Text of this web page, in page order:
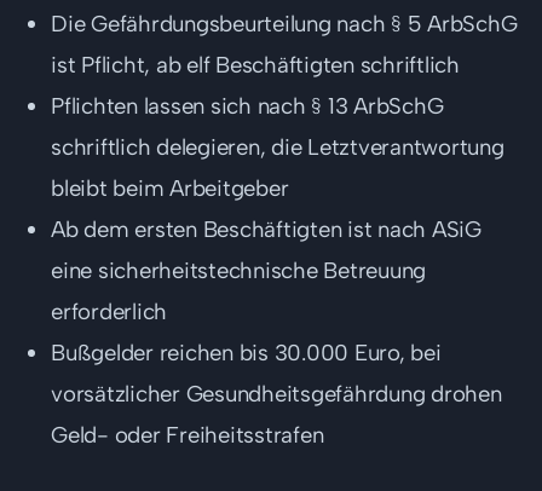
Die Gefährdungsbeurteilung nach § 5 ArbSchG
ist Pflicht, ab elf Beschäftigten schriftlich
Pflichten lassen sich nach § 13 ArbSchG
schriftlich delegieren, die Letztverantwortung
bleibt beim Arbeitgeber
Ab dem ersten Beschäftigten ist nach ASiG
eine sicherheitstechnische Betreuung
erforderlich
Bußgelder reichen bis 30.000 Euro, bei
vorsätzlicher Gesundheitsgefährdung drohen
Geld- oder Freiheitsstrafen